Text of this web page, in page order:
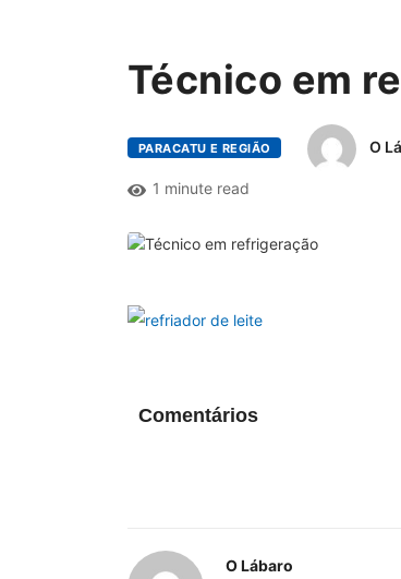
Técnico em
PARACATU E REGIÃO O
1 minute read
Comentários
O Lábaro